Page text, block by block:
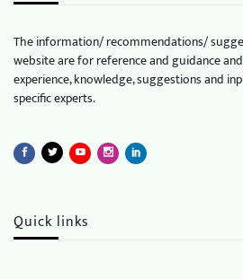
The information/ recommendations/
website are for reference and guidance
experience, knowledge, suggestions and
specific experts.
Quick links